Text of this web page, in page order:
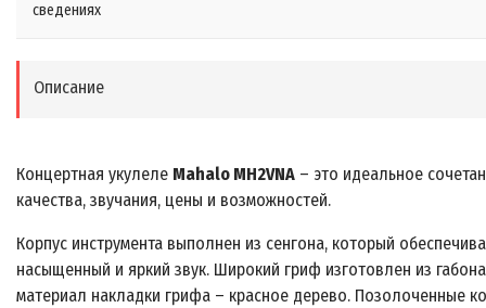
сведениях
Описание
Концертная укулеле Mahalo MH2VNA – это идеальное
качества, звучания, цены и возможностей.
Корпус инструмента выполнен из сенгона, который
насыщенный и яркий звук. Широкий гриф изготовлен из
материал накладки грифа – красное дерево. Позолоченные